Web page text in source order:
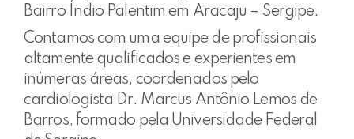
Bairro Índio Palentim em Aracaju – Sergipe.
Contamos com uma equipe de profissionais
altamente qualificados e experientes em
inúmeras áreas, coordenados pelo
cardiologista Dr. Marcus Antônio Lemos de
Barros, formado pela Universidade Federal